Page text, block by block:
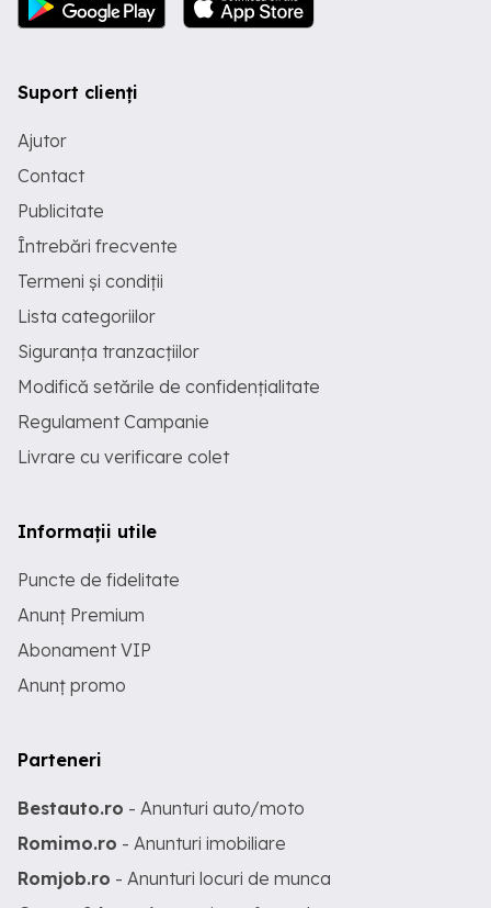
Suport clienți
Ajutor
Contact
Publicitate
Întrebări frecvente
Termeni și condiții
Lista categoriilor
Siguranța tranzacțiilor
Modifică setările de confidențialitate
Regulament Campanie
Livrare cu verificare colet
Informații utile
Puncte de fidelitate
Anunț Premium
Abonament VIP
Anunț promo
Parteneri
Bestauto.ro - Anunturi auto/moto
Romimo.ro - Anunturi imobiliare
Romjob.ro - Anunturi locuri de munca